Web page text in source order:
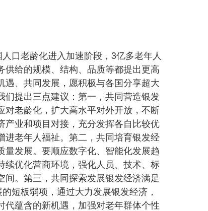
口老龄化进入加速阶段，3亿多老年人
给的规模、结构、品质等都提出更高
、共同发展，愿积极与各国分享超大
提出三点建议：第一，共同营造银发
老龄化，扩大高水平对外开放，不断
业和项目对接，充分发挥各自比较优
老年人福祉。第二，共同培育银发经
发展。要顺应数字化、智能化发展趋
优化营商环境，强化人员、技术、标
。第三，共同探索发展银发经济满足
短板弱项，通过大力发展银发经济，
蕴含的新机遇，加强对老年群体个性